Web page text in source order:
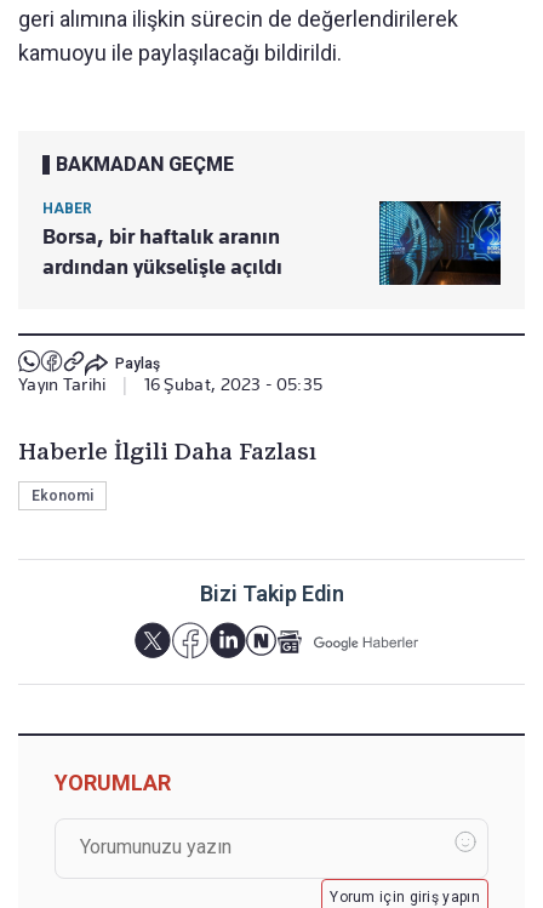
geri alımına ilişkin sürecin de değerlendirilerek
kamuoyu ile paylaşılacağı bildirildi.
BAKMADAN GEÇME
HABER
Borsa, bir haftalık aranın
ardından yükselişle açıldı
Paylaş
Yayın Tarihi 16 Şubat, 2023 - 05:35
Haberle İlgili Daha Fazlası
Ekonomi
Bizi Takip Edin
YORUMLAR
Yorum için giriş yapın